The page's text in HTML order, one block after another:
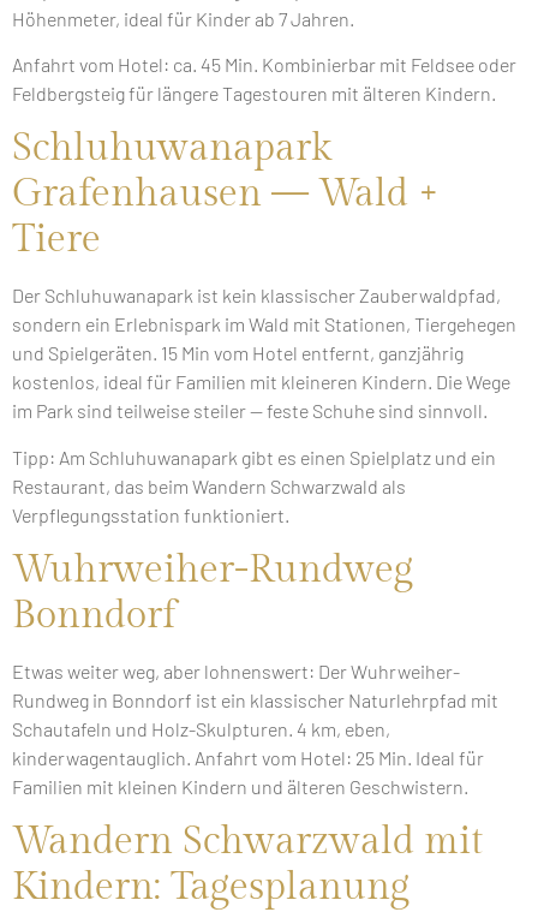
Höhenmeter, ideal für Kinder ab 7 Jahren.
Anfahrt vom Hotel: ca. 45 Min. Kombinierbar mit Feldsee oder
Feldbergsteig für längere Tagestouren mit älteren Kindern.
Schluhuwanapark
Grafenhausen — Wald +
Tiere
Der Schluhuwanapark ist kein klassischer Zauberwaldpfad,
sondern ein Erlebnispark im Wald mit Stationen, Tiergehegen
und Spielgeräten. 15 Min vom Hotel entfernt, ganzjährig
kostenlos, ideal für Familien mit kleineren Kindern. Die Wege
im Park sind teilweise steiler — feste Schuhe sind sinnvoll.
Tipp: Am Schluhuwanapark gibt es einen Spielplatz und ein
Restaurant, das beim Wandern Schwarzwald als
Verpflegungsstation funktioniert.
Wuhrweiher-Rundweg
Bonndorf
Etwas weiter weg, aber lohnenswert: Der Wuhrweiher-
Rundweg in Bonndorf ist ein klassischer Naturlehrpfad mit
Schautafeln und Holz-Skulpturen. 4 km, eben,
kinderwagentauglich. Anfahrt vom Hotel: 25 Min. Ideal für
Familien mit kleinen Kindern und älteren Geschwistern.
Wandern Schwarzwald mit
Kindern: Tagesplanung